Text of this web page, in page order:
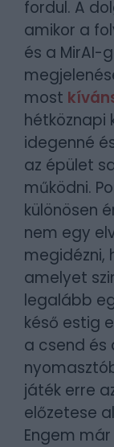
fordul. A
amikor a
és a MirAI-
most
hétköznapi
idegenné
az épület
működni.
különösen
nem egy
megidézni,
amelyet
legalább
késő estig
a csend és
játék erre
előzetese
Engem